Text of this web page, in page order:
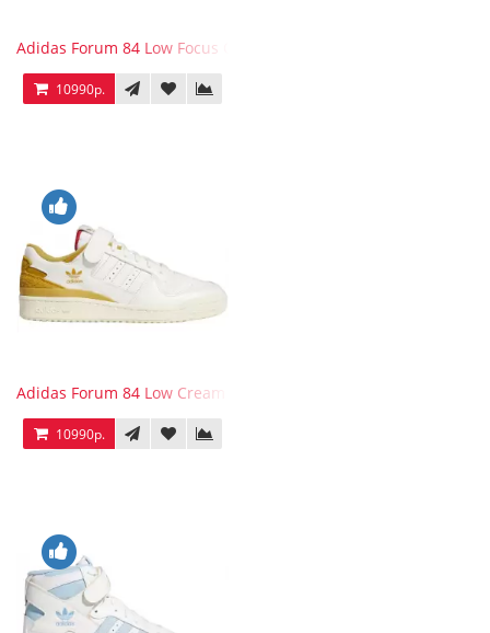
Adidas Forum 84 Low Focus Orange
10990р.
Adidas Forum 84 Low Cream White Victory Gold
10990р.